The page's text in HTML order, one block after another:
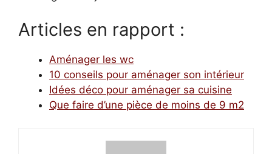
Articles en rapport :
Aménager les wc
10 conseils pour aménager son intérieur
Idées déco pour aménager sa cuisine
Que faire d’une pièce de moins de 9 m2